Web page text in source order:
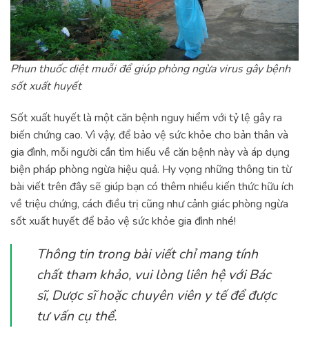
Phun thuốc diệt muỗi để giúp phòng ngừa virus gây bệnh
sốt xuất huyết
Sốt xuất huyết là một căn bệnh nguy hiểm với tỷ lệ gây ra
biến chứng cao. Vì vậy, để bảo vệ sức khỏe cho bản thân và
gia đình, mỗi người cần tìm hiểu về căn bệnh này và áp dụng
biện pháp phòng ngừa hiệu quả. Hy vọng những thông tin từ
bài viết trên đây sẽ giúp bạn có thêm nhiều kiến thức hữu ích
về triệu chứng, cách điều trị cũng như cảnh giác phòng ngừa
sốt xuất huyết để bảo vệ sức khỏe gia đình nhé!
Thông tin trong bài viết chỉ mang tính
chất tham khảo, vui lòng liên hệ với Bác
sĩ, Dược sĩ hoặc chuyên viên y tế để được
tư vấn cụ thể.